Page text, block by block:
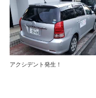
アクシデント発生！